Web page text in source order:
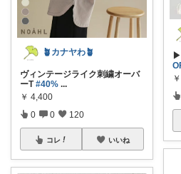
🪴カナヤわ🪴
ヴィンテージライク刺繍オーバ
ーT#40% ...
￥ 4,400
0 0 120
コレ いいね
▶
￥